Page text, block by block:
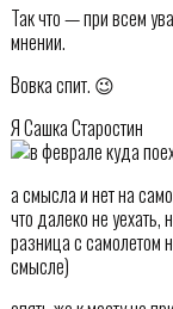
Так что — при всем
мнении.
Вовка спит. 😉
Я Сашка Старостин
а смысла и нет на
что далеко не
разница с самолетом
смысле)